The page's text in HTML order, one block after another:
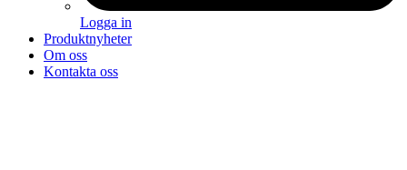
Logga in
Produktnyheter
Om oss
Kontakta oss